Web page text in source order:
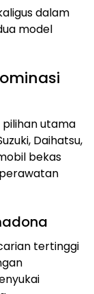
dalam
model
pilihan utama
Daihatsu,
bekas
tertinggi